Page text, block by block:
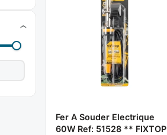
Fer A Souder Electrique
60W Ref: 51528 ** FIXTOP